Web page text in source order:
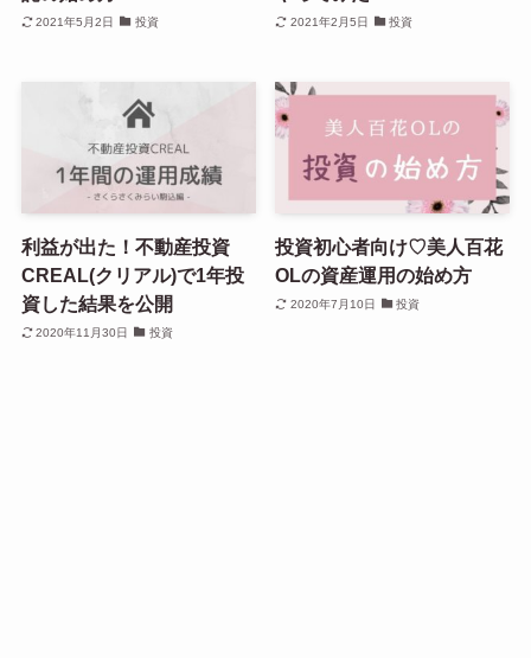
2021年5月2日 投資 2021年2月5日 投資
利益が出た！不動産投資
CREAL(クリアル)で1年投
資した結果を公開
2020年11月30日 投資
投資初心者向け♡美人百花
OLの資産運用の始め方
2020年7月10日 投資